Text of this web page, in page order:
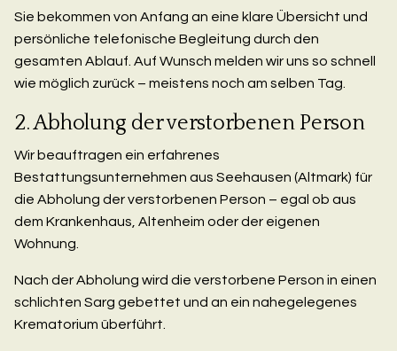
Sie bekommen von Anfang an eine klare Übersicht und
persönliche telefonische Begleitung durch den
gesamten Ablauf. Auf Wunsch melden wir uns so schnell
wie möglich zurück – meistens noch am selben Tag.
2. Abholung der verstorbenen Person
Wir beauftragen ein erfahrenes
Bestattungsunternehmen aus Seehausen (Altmark) für
die Abholung der verstorbenen Person – egal ob aus
dem Krankenhaus, Altenheim oder der eigenen
Wohnung.
Nach der Abholung wird die verstorbene Person in einen
schlichten Sarg gebettet und an ein nahegelegenes
Krematorium überführt.